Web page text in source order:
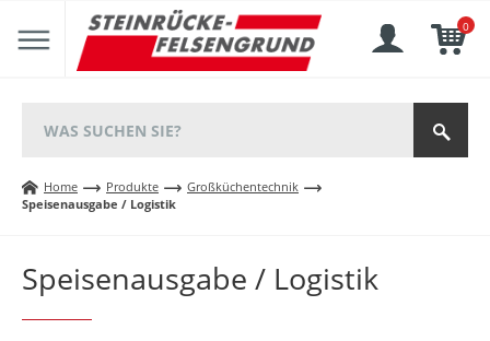
0
Home Produkte
Großküchentechnik
Speisenausgabe / Logistik
Speisenausgabe / Logistik